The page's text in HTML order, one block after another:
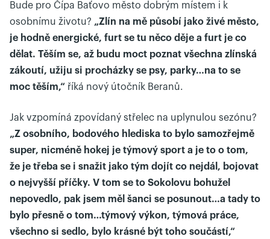
Bude pro Čípa Baťovo město dobrým místem i k
osobnímu životu? „Zlín na mě působí jako živé město,
je hodně energické, furt se tu něco děje a furt je co
dělat. Těším se, až budu moct poznat všechna zlínská
zákoutí, užiju si procházky se psy, parky…na to se
moc těším,“ říká nový útočník Beranů.
Jak vzpomíná zpovídaný střelec na uplynulou sezónu?
„Z osobního, bodového hlediska to bylo samozřejmě
super, nicméně hokej je týmový sport a je to o tom,
že je třeba se i snažit jako tým dojít co nejdál, bojovat
o nejvyšší příčky. V tom se to Sokolovu bohužel
nepovedlo, pak jsem měl šanci se posunout…a tady to
bylo přesně o tom…týmový výkon, týmová práce,
všechno si sedlo, bylo krásné být toho součástí,“